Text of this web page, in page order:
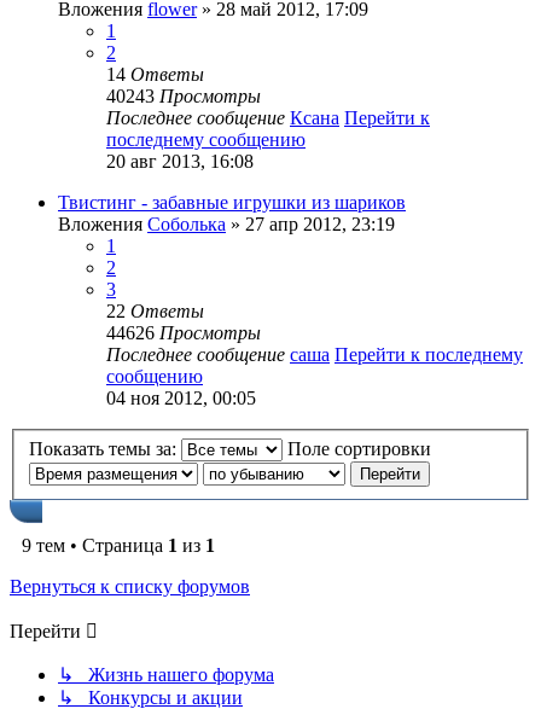
Вложения flower» 28 май 2012, 17:09
1
2
14 Ответы
40243 Просмотры
Последнее сообщение Ксана Перейти к
последнему сообщению
20 авг 2013, 16:08
Твистинг - забавные игрушки из шариков
Вложения Соболька » 27 апр 2012, 23:19
1
2
3
22 Ответы
44626 Просмотры
Последнее сообщение саша Перейти к последнему
сообщению
04 ноя 2012, 00:05
Показать темы за: Поле сортировки
9 тем • Страница 1 из 1
Вернуться к списку форумов
Перейти
↳ Жизнь нашего форума
↳ Конкурсы и акции